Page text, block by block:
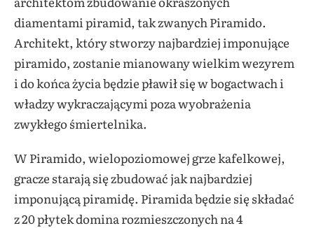
diamentami piramid, tak zwanych Piramido.
Architekt, który stworzy najbardziej imponujące
piramido, zostanie mianowany wielkim wezyrem
i do końca życia będzie pławił się w bogactwach i
władzy wykraczającymi poza wyobrażenia
zwykłego śmiertelnika.
W Piramido, wielopoziomowej grze kafelkowej,
gracze starają się zbudować jak najbardziej
imponującą piramidę. Piramida będzie się składać
z 20 płytek domina rozmieszczonych na 4